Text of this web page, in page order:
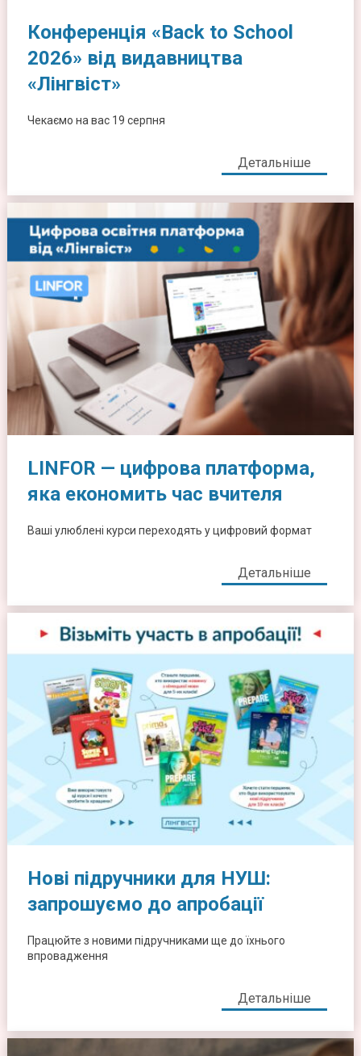
Конференція «Back to School
2026» від видавництва
«Лінгвіст»
Чекаємо на вас 19 серпня
Детальніше
LINFOR — цифрова платформа,
яка економить час вчителя
Ваші улюблені курси переходять у цифровий формат
Детальніше
Нові підручники для НУШ:
запрошуємо до апробації
Працюйте з новими підручниками ще до їхнього
впровадження
Детальніше